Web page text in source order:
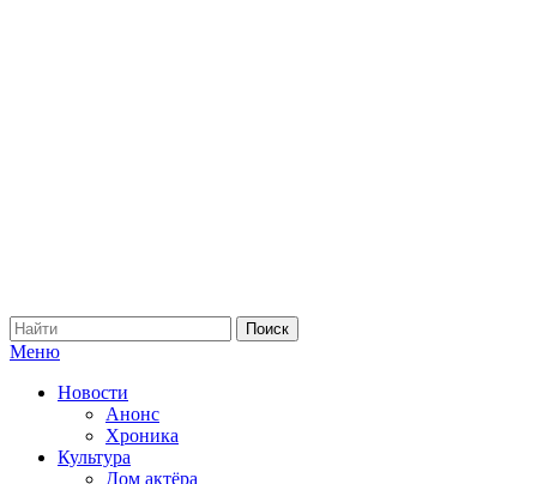
Меню
Новости
Анонс
Хроника
Культура
Дом актёра